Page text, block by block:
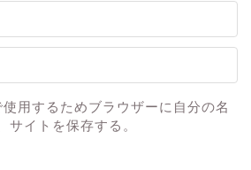
用するためブラウザーに自分の名
サイトを保存する。